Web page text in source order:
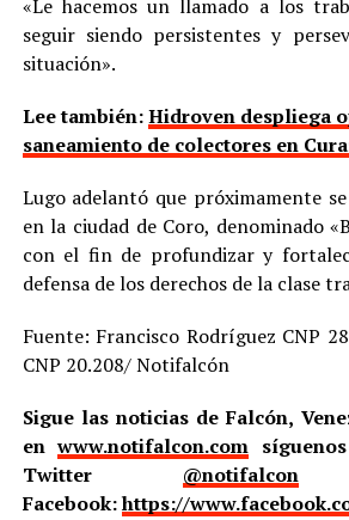
«Le hacemos un llamado a los
seguir siendo persistentes y
situación».
Lee también:Hidroven despliega
saneamiento de colectores en
Lugo adelantó que próximamente
en la ciudad de Coro, denominado
con el fin de profundizar y
defensa de los derechos de la clase
Fuente: Francisco Rodríguez CNP
CNP 20.208/ Notifalcón
Sigue las noticias de Falcón,
enwww.notifalcon.com
Twitter @notifalcon
Facebook:https://